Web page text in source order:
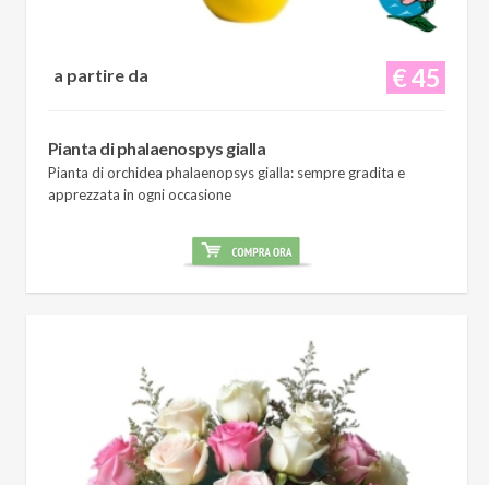
€ 45
a partire da
Pianta di phalaenospys gialla
Pianta di orchidea phalaenopsys gialla: sempre gradita e
apprezzata in ogni occasione